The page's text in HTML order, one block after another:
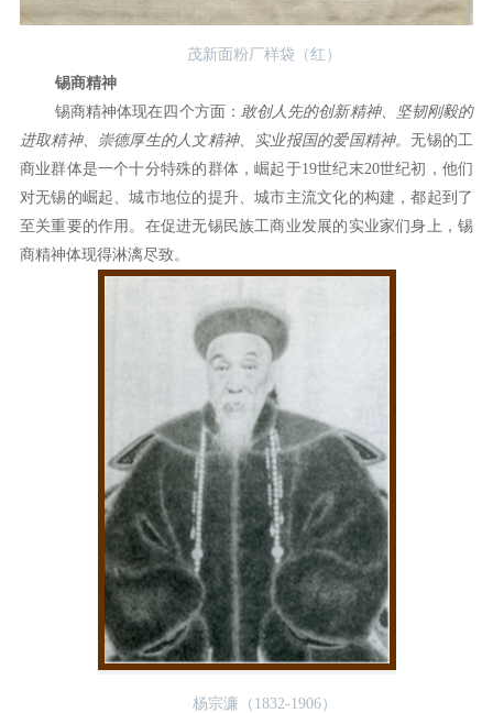
茂新面粉厂样袋（红）
锡商精神
锡商精神体现在四个方面： 敢创人先的创新精神、坚韧刚毅的
进取精神、崇德厚生的人文精神、实业报国的爱国精神。无锡的工
商业群体是一个十分特殊的群体，崛起于19世纪末20世纪初，他们
对无锡的崛起、城市地位的提升、城市主流文化的构建，都起到了
至关重要的作用。在促进无锡民族工商业发展的实业家们身上，锡
商精神体现得淋漓尽致。
杨宗濂（1832-1906）